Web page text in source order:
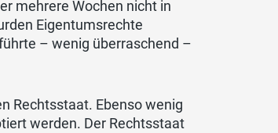
mehrere Wochen nicht in
Eigentumsrechte
– wenig überraschend –
Rechtsstaat. Ebenso wenig
werden. Der Rechtsstaat